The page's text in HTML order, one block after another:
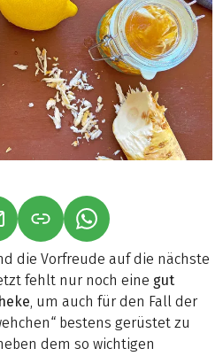
IN NEUEM TAB)
ÖFFNET IN NEUEM TAB)
(LINK ÖFFNET IN
die Vorfreude auf die nächste
fehlt nur noch eine gut
, um auch für den Fall der
bestens gerüstet zu
dem so wichtigen